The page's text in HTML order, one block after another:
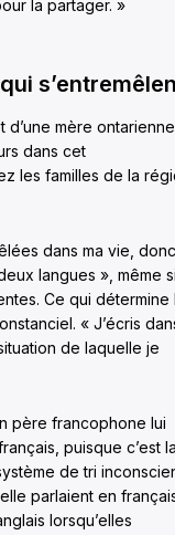
la partager. »
mère ontarienne
dans cet
les familles de la
dans ma vie, donc
langues », même
Ce qui détermine
« J’écris
de laquelle je
père francophone lui
puisque c’est
de tri
parlaient en
lorsqu’elles